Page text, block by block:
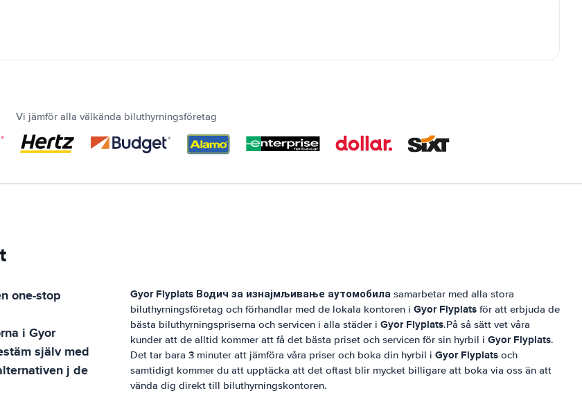
Vi jämför alla välkända biluthyrningsföretag
one-stop
i Gyor
själv med
j de
Gyor Flyplats Водич за изнајмљивање аутомобила samarbetar med alla stora
biluthyrningsföretag och förhandlar med de lokala kontoren i Gyor Flyplats för att erbjuda de
bästa biluthyrningspriserna och servicen i alla städer i Gyor Flyplats.På så sätt vet våra
kunder att de alltid kommer att få det bästa priset och servicen för sin hyrbil i Gyor Flyplats.
Det tar bara 3 minuter att jämföra våra priser och boka din hyrbil i Gyor Flyplats och
samtidigt kommer du att upptäcka att det oftast blir mycket billigare att boka via oss än att
vända dig direkt till biluthyrningskontoren.